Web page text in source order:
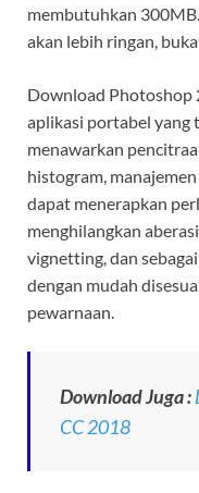
membutuhkan
akan lebih ringan,
Download Photoshop
aplikasi portabel yang
menawarkan
histogram,
dapat menerapkan
menghilangkan
vignetting, dan
dengan mudah
pewarnaan.
Download Juga :
CC 2018